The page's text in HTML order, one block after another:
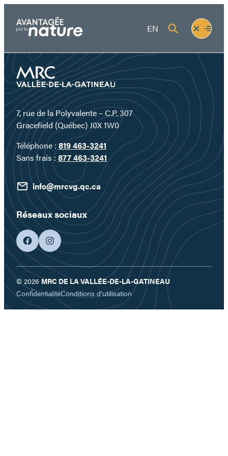
contenu
EN
Fermer
le
menu
Ouvrir
le
7, rue de la Polyvalente – C.P. 307
Gracefield (Québec) J0X 1W0
Téléphone :819 463-3241
Sans frais : 877 463-3241
info@mrcvg.qc.ca
Réseaux sociaux
facebookgoogleplus
© 2026 MRC DE LA VALLÉE-DE-LA-GATINEAU
ConfidentialitéConditions d’utilisation